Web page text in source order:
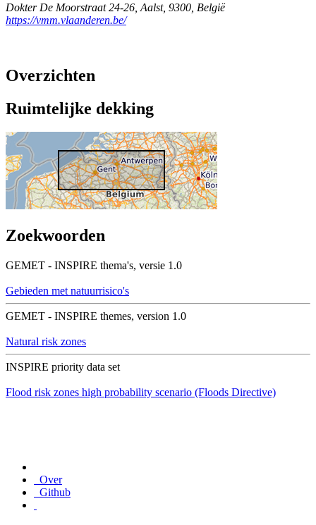
Dokter De Moorstraat 24-26 Aalst, 9300 België
https://vmm.vlaanderen.be/
Overzichten
Ruimtelijke dekking
Zoekwoorden
GEMET - INSPIRE thema's, versie 1.0
Gebieden met natuurrisico's
GEMET - INSPIRE themes, version 1.0
Natural risk zones
INSPIRE priority data set
Flood risk zones high probability scenario (Floods Directive)
Over
Github